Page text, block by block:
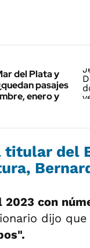
del Plata y
pasajes
enero y
titular del
2023 con
dijo que